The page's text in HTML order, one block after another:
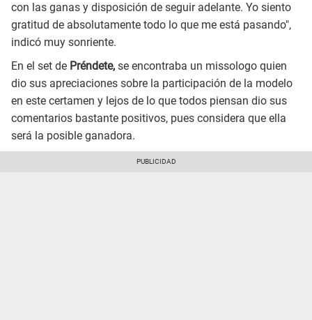
con las ganas y disposición de seguir adelante. Yo siento
gratitud de absolutamente todo lo que me está pasando",
indicó muy sonriente.
En el set de Préndete, se encontraba un missologo quien
dio sus apreciaciones sobre la participación de la modelo
en este certamen y lejos de lo que todos piensan dio sus
comentarios bastante positivos, pues considera que ella
será la posible ganadora.